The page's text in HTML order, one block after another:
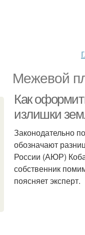
Межевой
Как
излишки
Законодательно
обозначают
России (АЮР)
собственник
поясняет эксперт.